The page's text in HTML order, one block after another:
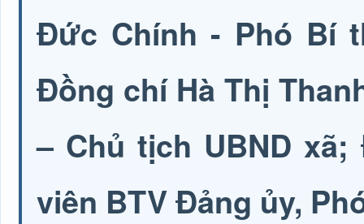
Đức Chính - Phó Bí
Đồng chí Hà Thị
– Chủ tịch UBND
viên BTV Đảng ủy,